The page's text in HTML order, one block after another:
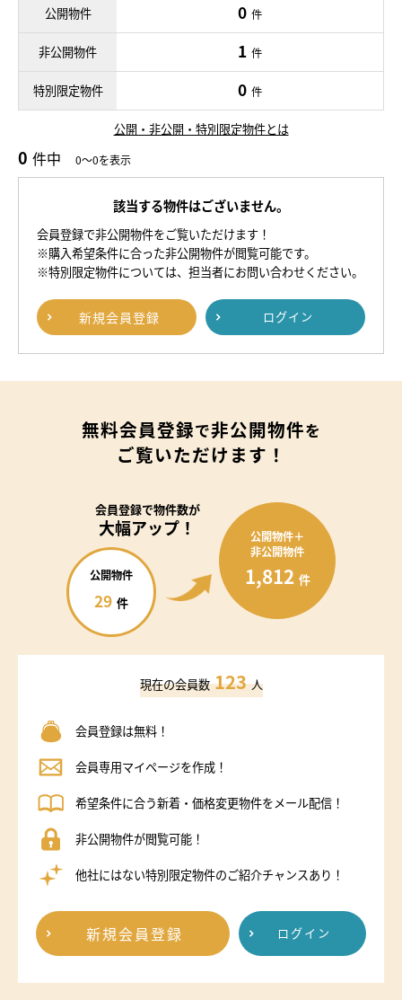
公開物件 0 件
非公開物件 1 件
特別限定物件 0 件
公開・非公開・特別限定物件とは
0 件中 0～0を表示
該当する物件はございません。
会員登録で非公開物件をご覧いただけます！
※購入希望条件に合った非公開物件が閲覧可能です。
※特別限定物件については、担当者にお問い合わせください。
新規会員登録 ログイン
無料会員登録で非公開物件を
ご覧いただけます！
会員登録で物件数が
大幅アップ！
公開物件
29 件
公開物件＋
非公開物件
1,812 件
現在の会員数 123 人
会員登録は無料！
会員専用マイページを作成！
希望条件に合う新着・価格変更物件をメール配信！
非公開物件が閲覧可能！
他社にはない特別限定物件のご紹介チャンスあり！
新規会員登録 ログイン